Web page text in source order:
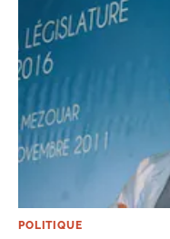
POLITIQUE